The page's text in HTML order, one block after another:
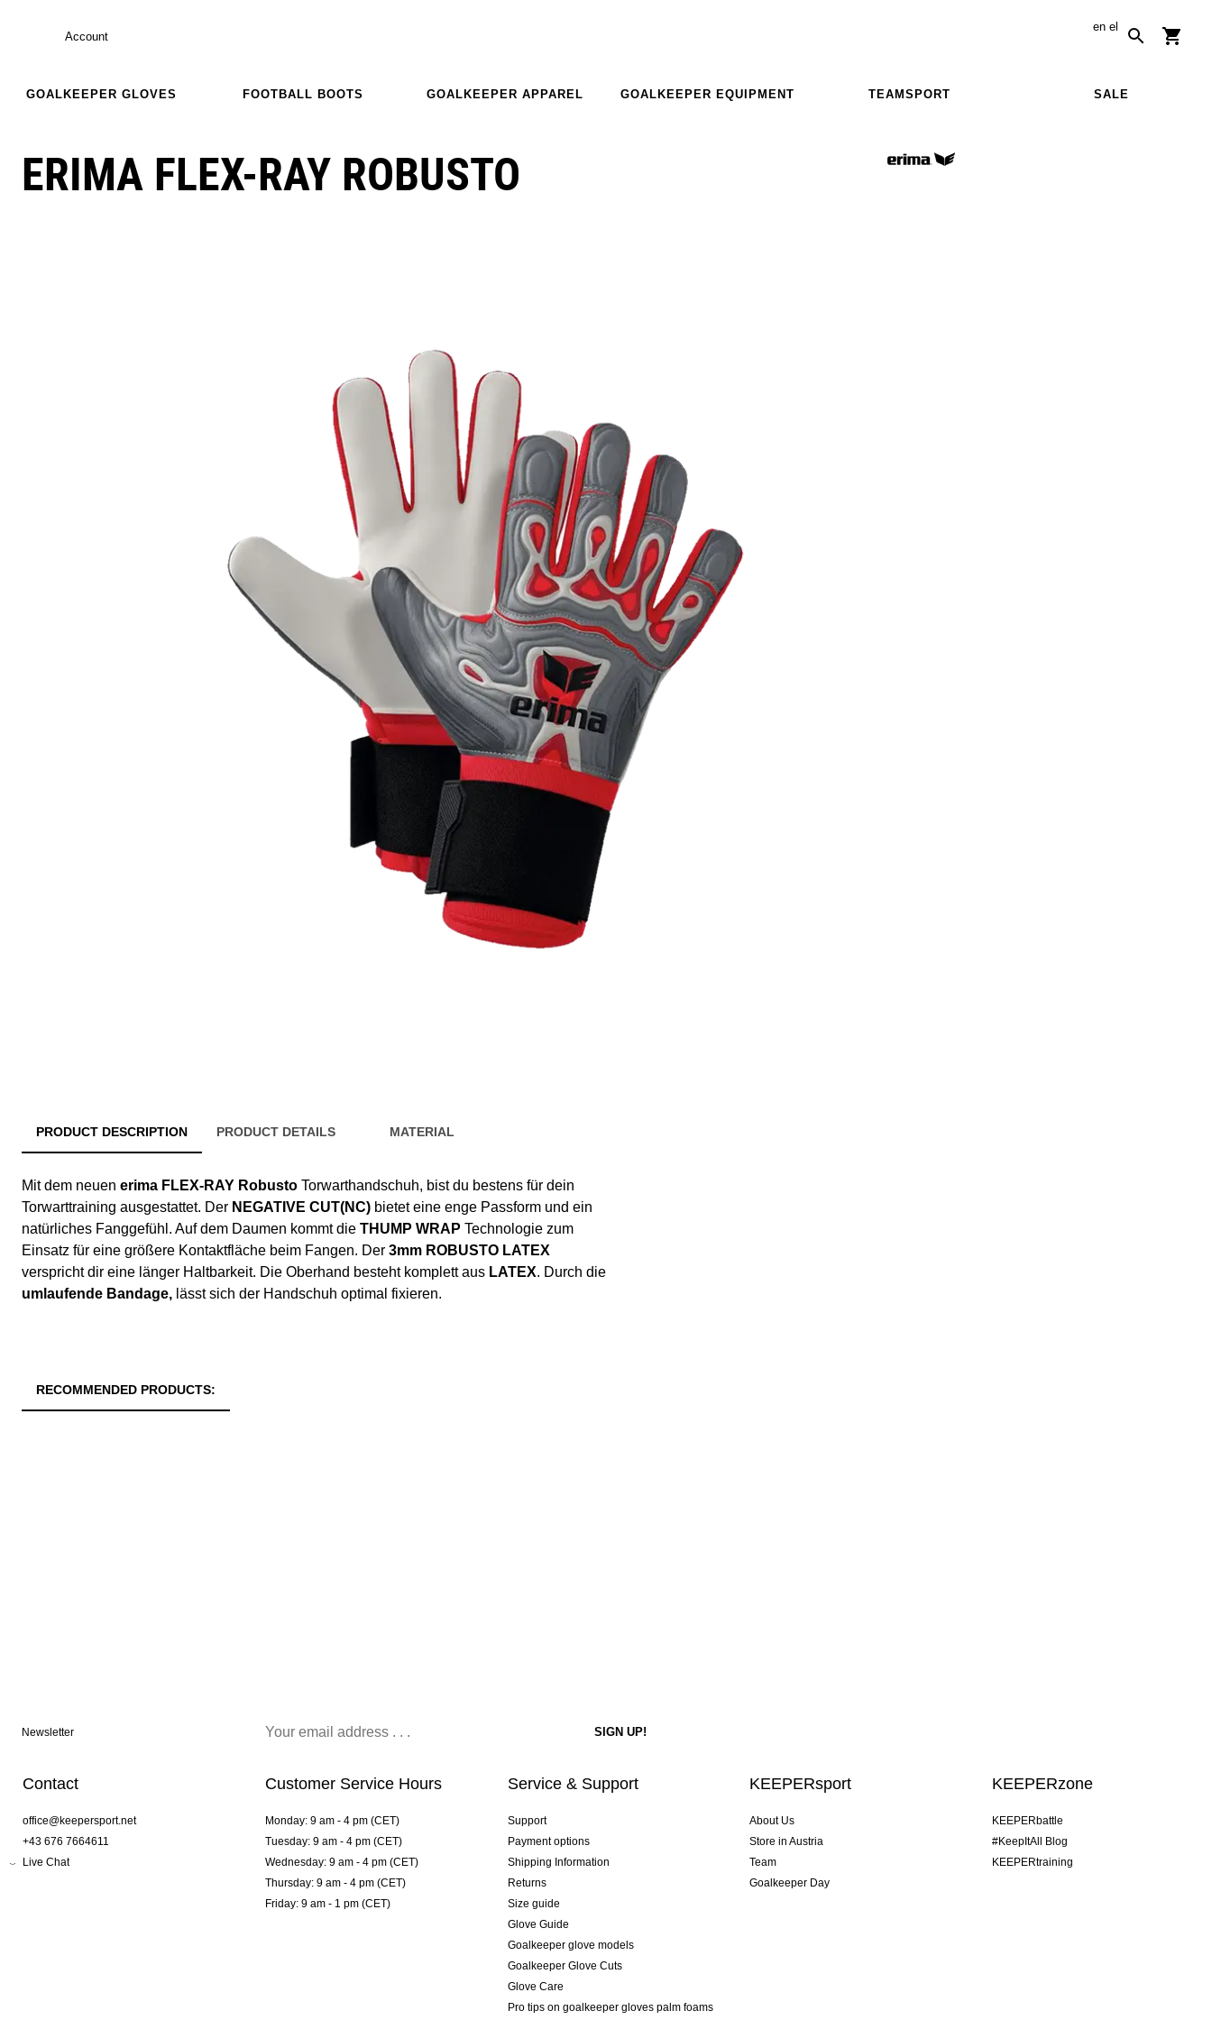
Account
en el
GOALKEEPER GLOVES FOOTBALL BOOTS GOALKEEPER APPAREL GOALKEEPER EQUIPMENT TEAMSPORT SALE
ERIMA FLEX-RAY ROBUSTO
PRODUCT DESCRIPTION PRODUCT DETAILS MATERIAL
Mit dem neuen erima FLEX-RAY Robusto Torwarthandschuh, bist du bestens für dein
Torwarttraining ausgestattet. Der NEGATIVE CUT(NC) bietet eine enge Passform und ein
natürliches Fanggefühl. Auf dem Daumen kommt die THUMP WRAP Technologie zum
Einsatz für eine größere Kontaktfläche beim Fangen. Der 3mm ROBUSTO LATEX
verspricht dir eine länger Haltbarkeit. Die Oberhand besteht komplett aus LATEX. Durch die
umlaufende Bandage, lässt sich der Handschuh optimal fixieren.
RECOMMENDED PRODUCTS:
Newsletter
Contact
office@keepersport.net
+43 676 7664611
Live Chat
Customer Service Hours
Monday: 9 am - 4 pm (CET)
Tuesday: 9 am - 4 pm (CET)
Wednesday: 9 am - 4 pm (CET)
Thursday: 9 am - 4 pm (CET)
Friday: 9 am - 1 pm (CET)
Service & Support
Support
Payment options
Shipping Information
Returns
Size guide
Glove Guide
Goalkeeper glove models
Goalkeeper Glove Cuts
Glove Care
Pro tips on goalkeeper gloves palm foams
KEEPERsport
About Us
Store in Austria
Team
Goalkeeper Day
KEEPERzone
KEEPERbattle
#KeepItAll Blog
KEEPERtraining